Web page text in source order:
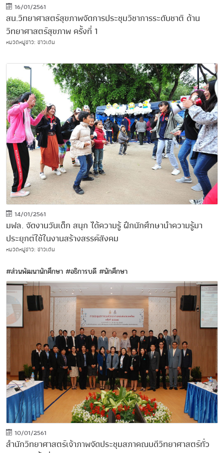
16/01/2561
สน.วิทยาศาสตร์สุขภาพจัดการประชุมวิชาการระดับชาติ ด้าน
วิทยาศาสตร์สุขภาพ ครั้งที่ 1
หมวดหมู่ข่าว: ข่าวเด่น
14/01/2561
มฟล. จัดงานวันเด็ก สนุก ได้ความรู้ ฝึกนักศึกษานำความรู้มา
ประยุกต์ใช้ในงานสร้างสรรค์สังคม
หมวดหมู่ข่าว: ข่าวเด่น
#ส่วนพัฒนานักศึกษา #อธิการบดี #นักศึกษา
10/01/2561
สำนักวิทยาศาสตร์เจ้าภาพจัดประชุมสภาคณบดีวิทยาศาสตร์ทั่ว